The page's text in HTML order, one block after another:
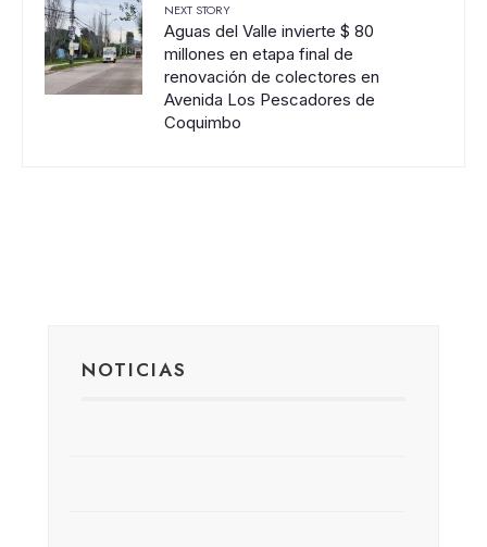
NEXT STORY
Aguas del Valle invierte $ 80
millones en etapa final de
renovación de colectores en
Avenida Los Pescadores de
Coquimbo
NOTICIAS